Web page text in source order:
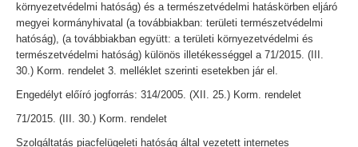
környezetvédelmi hatóság) és a természetvédelmi hatáskörben eljáró
megyei kormányhivatal (a továbbiakban: területi természetvédelmi
hatóság), (a továbbiakban együtt: a területi környezetvédelmi és
természetvédelmi hatóság) különös illetékességgel a 71/2015. (III.
30.) Korm. rendelet 3. melléklet szerinti esetekben jár el.
Engedélyt előíró jogforrás: 314/2005. (XII. 25.) Korm. rendelet
71/2015. (III. 30.) Korm. rendelet
Szolgáltatás piacfelügeleti hatóság által vezetett internetes